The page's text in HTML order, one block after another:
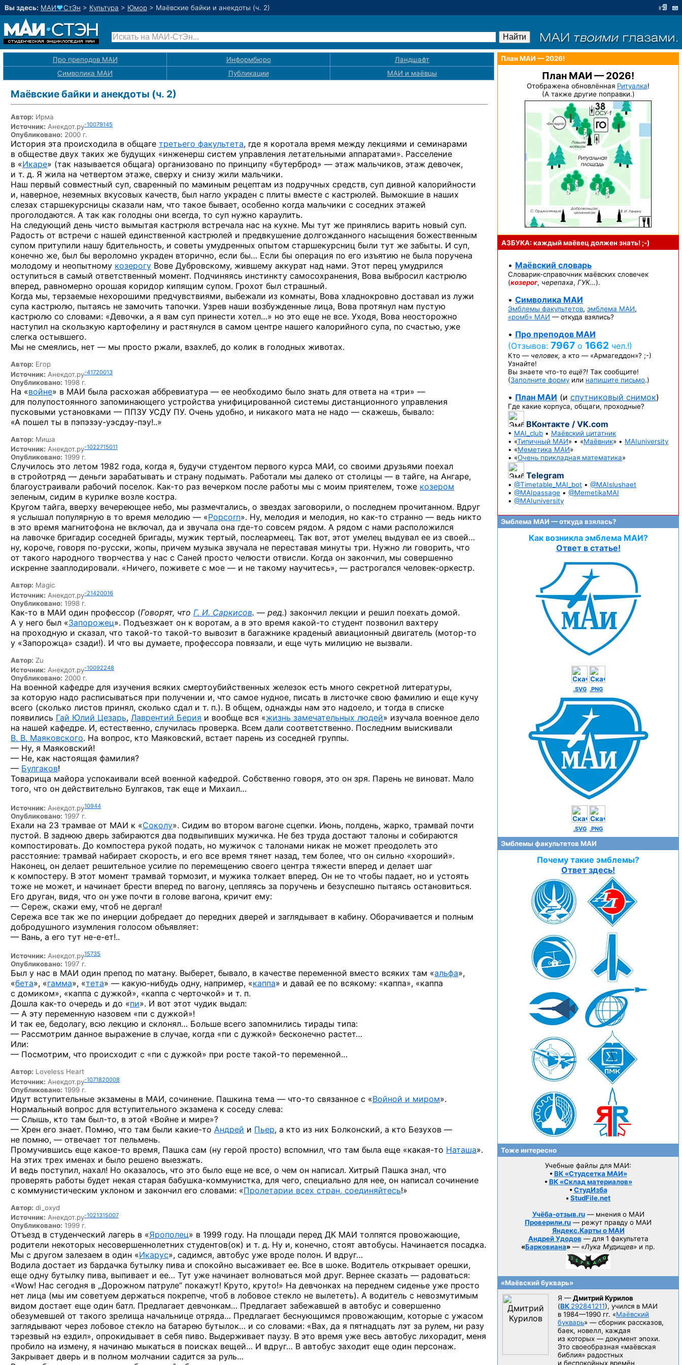
Вы здесь: МАИ♥СтЭн > Культура > Юмор > Маёвские байки и анекдоты (ч. 2)
Про преподов МАИ Информбюро
Ландшафт
Символика МАИ
Публикации МАИ и маёвцы
Маёвские байки и анекдоты (ч. 2)
Автор: Ирма
Источник: Анекдот.ру-10079145
Опубликовано: 2000 г.
История эта происходила в общаге третьего факультета, где я коротала время между лекциями и семинарами
в обществе двух таких же будущих «инженерш систем управления летательными аппаратами». Расселение
в «Икаре» (так называется общага) организовано по принципу «бутерброд» — этаж мальчиков, этаж девочек,
и т. д. Я жила на четвертом этаже, сверху и снизу жили мальчики.
Наш первый совместный суп, сваренный по маминым рецептам из подручных средств, суп дивной калорийности
и, наверное, неземных вкусовых качеств, был нагло украден с плиты вместе с кастрюлей. Вымокшие в наших
слезах старшекурсницы сказали нам, что такое бывает, особенно когда мальчики с соседних этажей
проголодаются. А так как голодны они всегда, то суп нужно караулить.
На следующий день чисто вымытая кастрюля встречала нас на кухне. Мы тут же принялись варить новый суп.
Радость от встречи с нашей единственной кастрюлей и предвкушение долгожданного насыщения божественным
супом притупили нашу бдительность, и советы умудренных опытом старшекурсниц были тут же забыты. И суп,
конечно же, был бы вероломно украден вторично, если бы… Если бы операция по его изъятию не была поручена
молодому и неопытному козерогу Вове Дубровскому, жившему аккурат над нами. Этот перец умудрился
оступиться в самый ответственный момент. Подчиняясь инстинкту самосохранения, Вова выбросил кастрюлю
вперед, равномерно орошая коридор кипящим супом. Грохот был страшный.
Когда мы, терзаемые нехорошими предчувствиями, выбежали из комнаты, Вова хладнокровно доставал из лужи
супа кастрюлю, пытаясь не замочить тапочки. Узрев наши возбужденные лица, Вова протянул нам пустую
кастрюлю со словами: «Девочки, а я вам суп принести хотел…» но это еще не все. Уходя, Вова неосторожно
наступил на скользкую картофелину и растянулся в самом центре нашего калорийного супа, по счастью, уже
слегка остывшего.
Мы не смеялись, нет — мы просто ржали, взахлеб, до колик в голодных животах.
Автор: Егор
Источник: Анекдот.ру-41720013
Опубликовано: 1998 г.
На «войне» в МАИ была расхожая аббревиатура — ее необходимо было знать для ответа на «три» —
для полупостоянного запоминающего устройства унифицированной системы дистанционного управления
пусковыми установками — ППЗУ УСДУ ПУ. Очень удобно, и никакого мата не надо — скажешь, бывало:
«А пошел ты в пэпэзэу-уэсдэу-пэу!..»
Автор: Миша
Источник: Анекдот.ру-1022715011
Опубликовано: 1999 г.
Случилось это летом 1982 года, когда я, будучи студентом первого курса МАИ, со своими друзьями поехал
в стройотряд — деньги зарабатывать и страну подымать. Работали мы далеко от столицы — в тайге, на Ангаре,
благоустраивали рабочий поселок. Как-то раз вечерком после работы мы с моим приятелем, тоже козером
зеленым, сидим в курилке возле костра.
Кругом тайга, вверху вечереющее небо, мы размечтались, о звездах заговорили, о последнем прочитанном. Вдруг
я услышал популярную в то время мелодию — «Popcorn». Ну, мелодия и мелодия, но как-то странно — ведь никто
в это время магнитофона не включал, да и звучала она где-то совсем рядом. А рядом с нами расположился
на лавочке бригадир соседней бригады, мужик тертый, послеармеец. Так вот, этот умелец выдувал ее из своей…
ну, короче, говоря по-русски, жопы, причем музыка звучала не переставая минуты три. Нужно ли говорить, что
от такого народного творчества у нас с Саней просто челюсти отвисли. Когда он закончил, мы совершенно
искренне зааплодировали. «Ничего, поживете с мое — и не такому научитесь», — растрогался человек-оркестр.
Автор: Magic
Источник: Анекдот.ру-21420016
Опубликовано: 1998 г.
Как-то в МАИ один профессор (Говорят, что Г. И. Саркисов. — ред.) закончил лекции и решил поехать домой.
А у него был «Запорожец». Подъезжает он к воротам, а в это время какой-то студент позвонил вахтеру
на проходную и сказал, что такой-то такой-то вывозит в багажнике краденый авиационный двигатель (мотор-то
у «Запорожца» сзади!). И что вы думаете, профессора повязали, и еще чуть милицию не вызвали.
Автор: Zu
Источник: Анекдот.ру-10092248
Опубликовано: 2000 г.
На военной кафедре для изучения всяких смертоубийственных железок есть много секретной литературы,
за которую надо расписываться при получении и, что самое нудное, писать в листочке свою фамилию и еще кучу
всего (сколько листов принял, сколько сдал и т. п.). В общем, однажды нам это надоело, и тогда в списке
появились Гай Юлий Цезарь, Лаврентий Берия и вообще вся «жизнь замечательных людей» изучала военное дело
на нашей кафедре. И, естественно, случилась проверка. Всем дали соответственно. Последним выискивали
В. В. Маяковского. На вопрос, кто Маяковский, встает парень из соседней группы.
— Ну, я Маяковский!
— Не, как настоящая фамилия?
— Булгаков!
Товарища майора успокаивали всей военной кафедрой. Собственно говоря, это он зря. Парень не виноват. Мало
того, что он действительно Булгаков, так еще и Михаил…
Источник: Анекдот.ру10944
Опубликовано: 1997 г.
Ехали на 23 трамвае от МАИ к «Соколу». Сидим во втором вагоне сцепки. Июнь, полдень, жарко, трамвай почти
пустой. В заднюю дверь забираются два подвыпивших мужичка. Не без труда достают талоны и собираются
компостировать. До компостера рукой подать, но мужичок с талонами никак не может преодолеть это
расстояние: трамвай набирает скорость, и его все время тянет назад, тем более, что он сильно «хороший».
Наконец, он делает решительное усилие по перемещению своего центра тяжести вперед и делает шаг
к компостеру. В этот момент трамвай тормозит, и мужика толкает вперед. Он не то чтобы падает, но и устоять
тоже не может, и начинает брести вперед по вагону, цепляясь за поручень и безуспешно пытаясь остановиться.
Его друган, видя, что он уже почти в голове вагона, кричит ему:
— Сереж, скажи ему, чтоб не дергал!
Сережа все так же по инерции добредает до передних дверей и заглядывает в кабину. Оборачивается и полным
добродушного изумления голосом объявляет:
— Вань, а его тут не-е-ет!..
Источник: Анекдот.ру15735
Опубликовано: 1997 г.
Был у нас в МАИ один препод по матану. Выберет, бывало, в качестве переменной вместо всяких там «альфа»,
«бета», «гамма», «тета» — какую-нибудь одну, например, «каппа» и давай ее по всякому: «каппа», «каппа
с домиком», «каппа с дужкой», «каппа с черточкой» и т. п.
Дошла как-то очередь и до «пи». И вот этот чудик выдал:
— А эту переменную назовем «пи с дужкой»!
И так ее, бедолагу, всю лекцию и склонял… Больше всего запомнились тирады типа:
— Рассмотрим данное выражение в случае, когда «пи с дужкой» бесконечно растет…
Или:
— Посмотрим, что происходит с «пи с дужкой» при росте такой-то переменной…
Автор: Loveless Heart
Источник: Анекдот.ру-1071820008
Опубликовано: 1999 г.
Идут вступительные экзамены в МАИ, сочинение. Пашкина тема — что-то связанное с «Войной и миром».
Нормальный вопрос для вступительного экзамена к соседу слева:
— Слышь, кто там был-то, в этой «Войне и мире»?
— Хрен его знает. Помню, что там были какие-то Андрей и Пьер, а кто из них Болконский, а кто Безухов —
не помню, — отвечает тот пельмень.
Промучившись еще какое-то время, Пашка сам (ну герой просто) вспомнил, что там была еще «какая-то Наташа».
На этих трех именах и было решено выезжать.
И ведь поступил, нахал! Но оказалось, что это было еще не все, о чем он написал. Хитрый Пашка знал, что
проверять работы будет некая старая бабушка-коммунистка, для чего, специально для нее, он написал сочинение
с коммунистическим уклоном и закончил его словами: «Пролетарии всех стран, соединяйтесь!»
Автор: di_oxyd
Источник: Анекдот.ру-1021315007
Опубликовано: 1999 г.
Отъезд в студенческий лагерь в «Ярополец» в 1999 году. На площади перед ДК МАИ толпятся провожающие,
родители некоторых несовершеннолетних студентов(ок) и т. д. Ну и, конечно, стоят автобусы. Начинается посадка.
Мы с другом залезаем в один «Икарус», садимся, автобус уже вроде полон. И вдруг…
Водила достает из бардачка бутылку пива и спокойно высаживает ее. Все в шоке. Водитель открывает орешки,
еще одну бутылку пива, выпивает и ее… Тут уже начинает волноваться мой друг. Вернее сказать — радоваться:
«Wow! Нас сегодня в „Дорожном патруле“ покажут! Круто, круто!» На девчонках на переднем сиденье уже просто
нет лица (мы им советуем держаться покрепче, чтоб в лобовое стекло не вылететь). А водитель с невозмутимым
видом достает еще один батл. Предлагает девчонкам… Предлагает забежавшей в автобус и совершенно
обезумевшей от такого зрелища начальнице отряда… Предлагает беснующимся провожающим, которые с ужасом
заглядывают через лобовое стекло на батарею бутылок… и со словами: «Вах, да я пятнадцать лэт за рулем, ни разу
тэрезвый нэ ездил», опрокидывает в себя пиво. Выдерживает паузу. В это время уже весь автобус лихорадит, меня
пробило на измену, я начинаю мыкаться в поисках вещей… И вдруг… В автобус заходит еще один персонаж.
Закрывает дверь и в полном молчании садится за руль…
План МАИ — 2026!
План МАИ — 2026!
Отображена обновлённая Ритуалка!
(А также другие поправки.)
АЗБУКА: каждый маёвец должензнать! ;-)
• Маёвский словарь
Словарик-справочник маёвских словечек
(козерог, черепаха, ГУК…).
• Символика МАИ
Эмблемы факультетов, эмблема МАИ,
«ромб» МАИ — откуда взялись?
• Про преподов МАИ
(Отзывов: 7967 о 1662 чел.!)
Кто — человек, а кто — «Армагеддон»? ;-)
Узнайте!
Вы знаете что-то ещё?! Так сообщите!
(Заполните форму или напишите письмо.)
• План МАИ (и спутниковый снимок)
Где какие корпуса, общаги, проходные?
ВКонтакте / VK.com
• MAI_club • Маёвский цитатник
• «Типичный МАИ» • «Маёвник» • MAIuniversity
• «Меметика МАИ»
• «Очень прикладная математика»
Telegram
• @Timetable_MAI_bot • @MAIslushaet
• @MAIpassage • @MemetikaMAI
• @MAIuniversity
Эмблема МАИ — откуда взялась?
Как возникла эмблема МАИ?
Ответ в статье!
.SVG .PNG
.SVG .PNG
Эмблемы факультетов МАИ
Почему такие эмблемы?
Ответ здесь!
Тоже интересно
Учебные файлы для МАИ:
• ВК «Студсетка МАИ»
• ВК «Склад материалов»
• СтудИзба
• StudFile.net
Учёба-отзыв.ru— мнения о МАИ
Проверили.ru — режут правду о МАИ
Яндекс.Карты о МАИ
Андрей Удодов — для 1 факультета
«Барковиана» — «Лука Мудищев» и пр.
«Маёвский букварь»
Я —Дмитрий Курилов
(ВК 292841211), учился в МАИ
в 1984—1990 гг. «Маёвский
букварь» — сборник рассказов,
баек, новелл, каждая
из которых — документ эпохи.
Это своеобразная «маёвская
библия» радостных
и беспокойных времён